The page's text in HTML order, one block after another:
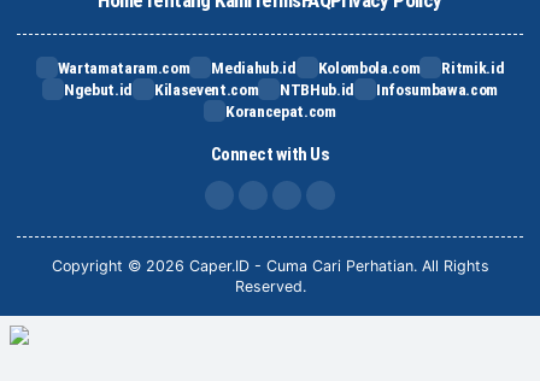
Wartamataram.com Mediahub.id Kolombola.com
Ritmik.id
Ngebut.id
Kilasevent.com NTBHub.id
Infosumbawa.com
Korancepat.com
Connect with Us
FB IG TikTok
Copyright © 2026 Caper.ID - Cuma Cari Perhatian. All Rights
Reserved.